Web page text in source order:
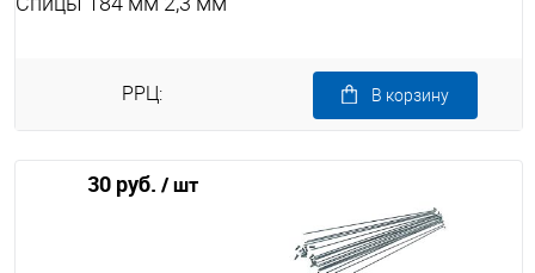
РРЦ:
30 руб. / шт
В корзину